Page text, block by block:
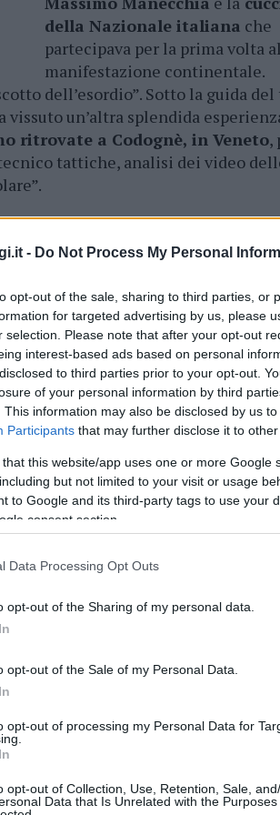
- Do Not Process My Personal
opt-out of the sale, sharing to third parties, or
for targeted advertising by us, please
selection. Please note that after your opt-out
interest-based ads based on personal
to third parties prior to your opt-out.
of your personal information by third
This information may also be disclosed by us
Participants that may further disclose it to other
that this website/app uses one or more Google
but not limited to your visit or usage
to Google and its third-party tags to use your
consent section.
Data Processing Opt Outs
opt-out of the Sharing of my personal data.
opt-out of the Sale of my Personal Data.
opt-out of processing my Personal Data for
opt-out of Collection, Use, Retention, Sale,
Data that Is Unrelated with the
della Nazionale italiana che
partecipava per la prima volta
manifestazione continentale.
dell’esordio”. Sotto la guida
vissuto un’altra splendida
ritrovate a Codognè, in Veneto,
tattiche, analisi dei video
Olanda e Russia. Prima
mi aveva accompagnato sino a
iniziale”.
. “Il nostro allenatore ci ha
della sconfitta”. Insegnamento
minimo calo di
vinta contro le padrone di casa
da parte degli addetti ai lavori.
statunitensi, venuti per
è stato davvero gratificante”.
di Sara Desini. “
Ci hanno
alla soddisfazione.
alla Facoltà diScienza
dell’infanziaa Bologna”. Studio e
in seconda della Nazionale Fabio
ad una società di pallavolo di
perlomeno praticare il volley”.
dell’anno riprenderanno i
europea
al servizio dello sport